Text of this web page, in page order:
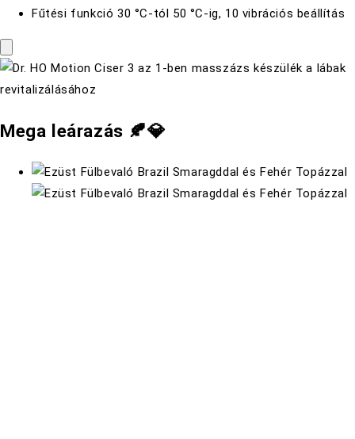
Fűtési funkció 30 °C-tól 50 °C-ig, 10 vibrációs beállítás
Mega leárazás 🍂💎